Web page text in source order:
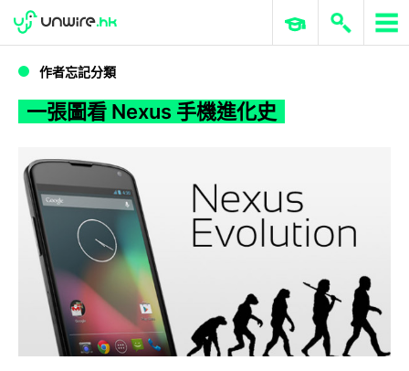
一張圖看 Nexus 手機進化史
WWDC 2026 ERP 與商業 AI
作者忘記分類
一張圖看 Nexus 手機進化史